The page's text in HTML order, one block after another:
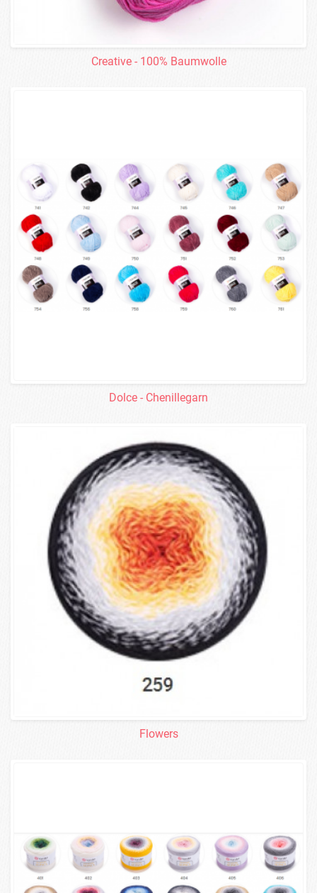
Creative - 100% Baumwolle
Dolce - Chenillegarn
Flowers